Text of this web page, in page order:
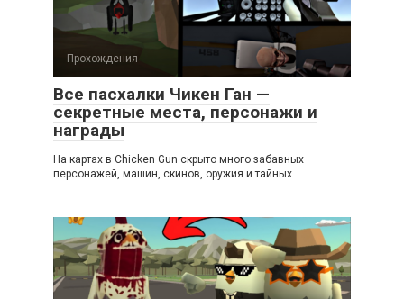
Прохождения
Все пасхалки Чикен Ган —
секретные места, персонажи и
награды
На картах в Chicken Gun скрыто много забавных
персонажей, машин, скинов, оружия и тайных